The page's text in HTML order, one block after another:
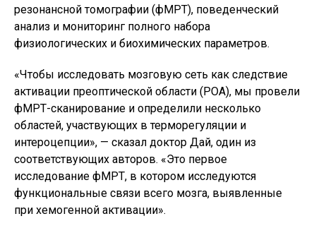
резонансной томографии (фМРТ), поведенческий
анализ и мониторинг полного набора
физиологических и биохимических параметров.
«Чтобы исследовать мозговую сеть как следствие
активации преоптической области (POA), мы провели
фМРТ-сканирование и определили несколько
областей, участвующих в терморегуляции и
интероцепции», — сказал доктор Дай, один из
соответствующих авторов. «Это первое
исследование фМРТ, в котором исследуются
функциональные связи всего мозга, выявленные
при хемогенной активации».